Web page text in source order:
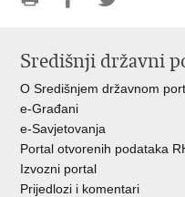
FacebookuTwitteru
Središnji državni
O Središnjem državnom
e-Građani
e-Savjetovanja
Portal otvorenih podataka
Izvozni portal
Prijedlozi i komentari